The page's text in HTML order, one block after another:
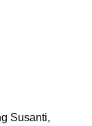
Susanti,